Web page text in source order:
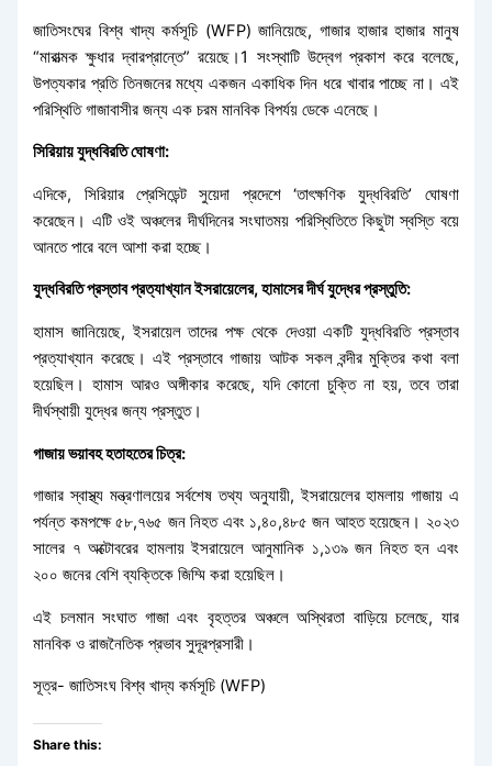
জাতিসংঘের বিশ্ব খাদ্য কর্মসূচি (WFP) জানিয়েছে, গাজার হাজার হাজার মানুষ
“মারাত্মক ক্ষুধার দ্বারপ্রান্তে” রয়েছে।1 সংস্থাটি উদ্বেগ প্রকাশ করে বলেছে,
উপত্যকার প্রতি তিনজনের মধ্যে একজন একাধিক দিন ধরে খাবার পাচ্ছে না। এই
পরিস্থিতি গাজাবাসীর জন্য এক চরম মানবিক বিপর্যয় ডেকে এনেছে।
সিরিয়ায় যুদ্ধবিরতি ঘোষণা:
এদিকে, সিরিয়ার প্রেসিডেন্ট সুয়েদা প্রদেশে ‘তাৎক্ষণিক যুদ্ধবিরতি’ ঘোষণা
করেছেন। এটি ওই অঞ্চলের দীর্ঘদিনের সংঘাতময় পরিস্থিতিতে কিছুটা স্বস্তি বয়ে
আনতে পারে বলে আশা করা হচ্ছে।
যুদ্ধবিরতি প্রস্তাব প্রত্যাখ্যান ইসরায়েলের, হামাসের দীর্ঘ যুদ্ধের প্রস্তুতি:
হামাস জানিয়েছে, ইসরায়েল তাদের পক্ষ থেকে দেওয়া একটি যুদ্ধবিরতি প্রস্তাব
প্রত্যাখ্যান করেছে। এই প্রস্তাবে গাজায় আটক সকল বন্দীর মুক্তির কথা বলা
হয়েছিল। হামাস আরও অঙ্গীকার করেছে, যদি কোনো চুক্তি না হয়, তবে তারা
দীর্ঘস্থায়ী যুদ্ধের জন্য প্রস্তুত।
গাজায় ভয়াবহ হতাহতের চিত্র:
গাজার স্বাস্থ্য মন্ত্রণালয়ের সর্বশেষ তথ্য অনুযায়ী, ইসরায়েলের হামলায় গাজায় এ
পর্যন্ত কমপক্ষে ৫৮,৭৬৫ জন নিহত এবং ১,৪০,৪৮৫ জন আহত হয়েছেন। ২০২৩
সালের ৭ অক্টোবরের হামলায় ইসরায়েলে আনুমানিক ১,১৩৯ জন নিহত হন এবং
২০০ জনের বেশি ব্যক্তিকে জিম্মি করা হয়েছিল।
এই চলমান সংঘাত গাজা এবং বৃহত্তর অঞ্চলে অস্থিরতা বাড়িয়ে চলেছে, যার
মানবিক ও রাজনৈতিক প্রভাব সুদূরপ্রসারী।
সূত্র- জাতিসংঘ বিশ্ব খাদ্য কর্মসূচি (WFP)
Share this: